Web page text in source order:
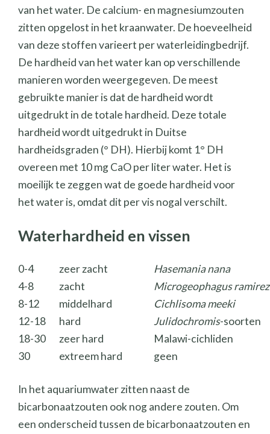
van het water. De calcium- en magnesiumzouten
zitten opgelost in het kraanwater. De hoeveelheid
van deze stoffen varieert per waterleidingbedrijf.
De hardheid van het water kan op verschillende
manieren worden weergegeven. De meest
gebruikte manier is dat de hardheid wordt
uitgedrukt in de totale hardheid. Deze totale
hardheid wordt uitgedrukt in Duitse
hardheidsgraden (° DH). Hierbij komt 1° DH
overeen met 10 mg CaO per liter water. Het is
moeilijk te zeggen wat de goede hardheid voor
het water is, omdat dit per vis nogal verschilt.
Waterhardheid en vissen
0-4 zeer zacht
Hasemania nana
4-8
zacht
Microgeophagus
8-12
middelhard
Cichlisoma meeki
12-18
hard Julidochromis-soorten
18-30
zeer hard
Malawi-cichliden
30
extreem hard geen
In het aquariumwater zitten naast de
bicarbonaatzouten ook nog andere zouten. Om
een onderscheid tussen de bicarbonaatzouten en